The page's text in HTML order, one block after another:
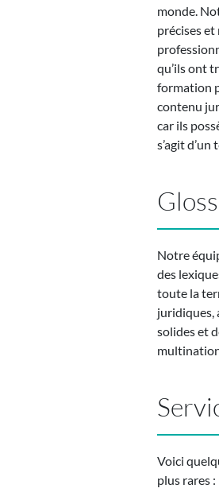
monde.
précises
qu’ils ont
formation
contenu
car ils
s’agit
Notre
des
toute la
juridiques,
solides et
Voici
plus rares :